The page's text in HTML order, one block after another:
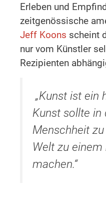
Erleben und
zeitgenössische
Jeff Koons scheint
nur vom Künstler
Rezipienten
„Kunst ist ein
Kunst sollte in
Menschheit
Welt zu
machen.“